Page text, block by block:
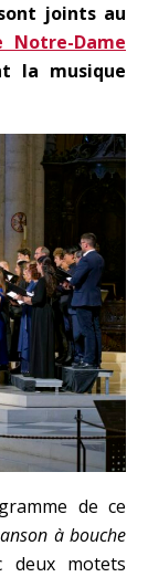
joints au
Notre-Dame
la musique
de ce
à bouche
deux motets